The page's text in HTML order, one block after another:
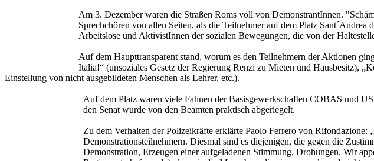
Am 3. Dezember waren die Straßen Roms voll von DemonstrantInnen.
Sprechchören von allen Seiten, als die Teilnehmer auf dem Platz
Arbeitslose und AktivistInnen der sozialen Bewegungen, die von der
Auf dem Haupttransparent stand, worum es den Teilnehmern der Aktionen
Italia!“ (unsoziales Gesetz der Regierung Renzi zu Mieten und Hausbesitz),
Einstellung von nicht ausgebildeten Menschen als Lehrer, etc.).
Auf dem Platz waren viele Fahnen der Basisgewerkschaften COBAS und
den Senat wurde von den Beamten praktisch abgeriegelt.
Zu dem Verhalten der Polizeikräfte erklärte Paolo Ferrero von
Demonstrationsteilnehmern. Diesmal sind es diejenigen, die gegen die
Demonstration, Erzeugen einer aufgeladenen Stimmung, Drohungen. Wir